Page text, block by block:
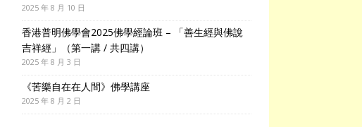
2025 年 8 月 10 日
香港普明佛學會2025佛學經論班 – 「善生經與佛說
吉祥經」（第一講 / 共四講）
2025 年 8 月 3 日
《苦樂自在在人間》佛學講座
2025 年 8 月 2 日